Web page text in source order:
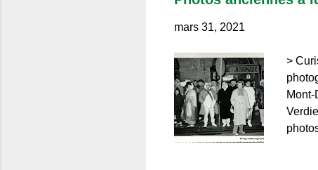
mars 31, 2021
>